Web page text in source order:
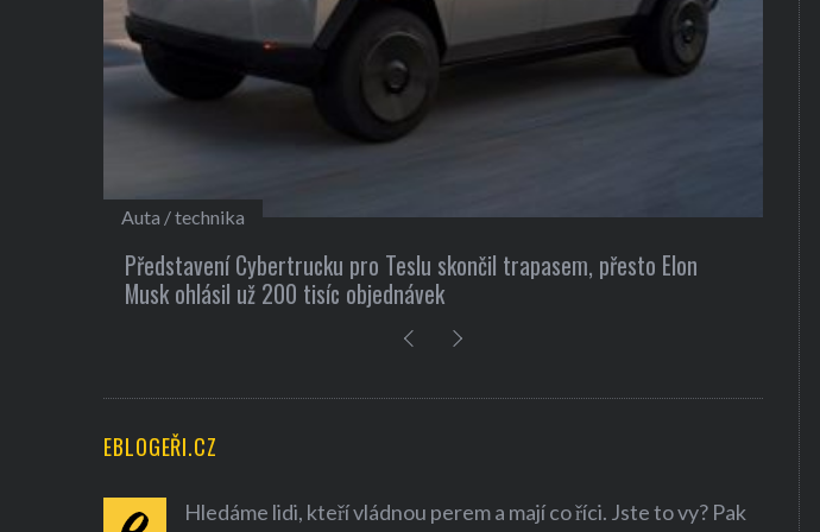
Kultura
10 užitečných tipů, jak si najít nové přátele
EBLOGEŘI.CZ
Hledáme lidi, kteří vládnou perem a mají co říci. Jste to vy? Pak